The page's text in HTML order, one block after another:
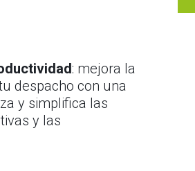
: mejora la
despacho con una
y simplifica las
y las